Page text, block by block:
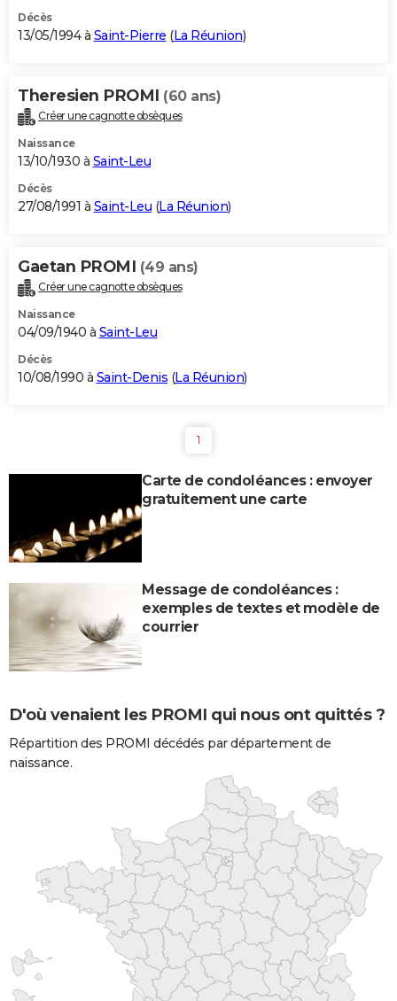
Décès
13/05/1994 à Saint-Pierre (La Réunion)
Theresien PROMI (60 ans)
Créer une cagnotte obsèques
Naissance
13/10/1930 à Saint-Leu
Décès
27/08/1991 à Saint-Leu (La Réunion)
Gaetan PROMI (49 ans)
Créer une cagnotte obsèques
Naissance
04/09/1940 à Saint-Leu
Décès
10/08/1990 à Saint-Denis (La Réunion)
1
Carte de condoléances : envoyer
gratuitement une carte
Message de condoléances :
exemples de textes et modèle de
courrier
D'où venaient les PROMI qui nous ont quittés ?
Répartition des PROMI décédés par département de
naissance.